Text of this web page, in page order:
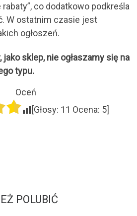
co dodatkowo podkreśla
W ostatnim czasie jest
ogłoszeń.
sklep, nie ogłaszamy się na
typu.
Oceń
[Głosy: 11 Ocena: 5]
POLUBIĆ